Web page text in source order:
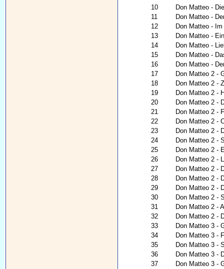
10
Don Matteo -
11
Don Matteo -
12
Don Matteo -
13
Don Matteo -
14
Don Matteo -
15
Don Matteo -
16
Don Matteo -
17
Don Matteo 2 -
18
Don Matteo 2 -
19
Don Matteo 2 -
20
Don Matteo 2 -
21
Don Matteo 2 -
22
Don Matteo 2 -
23
Don Matteo 2 -
24
Don Matteo 2 -
25
Don Matteo 2 -
26
Don Matteo 2 -
27
Don Matteo 2 -
28
Don Matteo 2 -
29
Don Matteo 2 -
30
Don Matteo 2 -
31
Don Matteo 2 -
32
Don Matteo 2 -
33
Don Matteo 3 -
34
Don Matteo 3 -
35
Don Matteo 3 -
36
Don Matteo 3 -
37
Don Matteo 3 -